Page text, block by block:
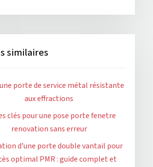
similaires
porte de service métal résistante
aux effractions
clés pour une pose porte fenetre
renovation sans erreur
d’une porte double vantail pour
optimal PMR : guide complet et